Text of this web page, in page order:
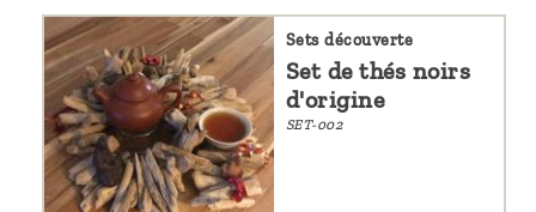
Sets découverte
Set de thés noirs
d'origine
SET-002